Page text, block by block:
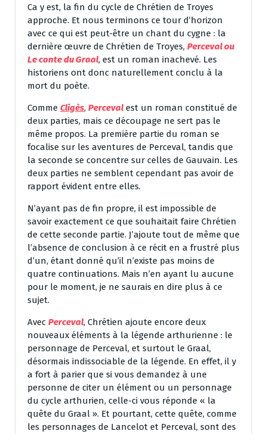
Ca y est, la fin du cycle de Chrétien de Troyes
approche. Et nous terminons ce tour d’horizon
avec ce qui est peut-être un chant du cygne : la
dernière œuvre de Chrétien de Troyes, Perceval ou
Le conte du Graal, est un roman inachevé. Les
historiens ont donc naturellement conclu à la
mort du poète.
Comme Cligès, Perceval est un roman constitué de
deux parties, mais ce découpage ne sert pas le
même propos. La première partie du roman se
focalise sur les aventures de Perceval, tandis que
la seconde se concentre sur celles de Gauvain. Les
deux parties ne semblent cependant pas avoir de
rapport évident entre elles.
N’ayant pas de fin propre, il est impossible de
savoir exactement ce que souhaitait faire Chrétien
de cette seconde partie. J’ajoute tout de même que
l’absence de conclusion à ce récit en a frustré plus
d’un, étant donné qu’il n’existe pas moins de
quatre continuations. Mais n’en ayant lu aucune
pour le moment, je ne saurais en dire plus à ce
sujet.
Avec Perceval, Chrétien ajoute encore deux
nouveaux éléments à la légende arthurienne : le
personnage de Perceval, et surtout le Graal,
désormais indissociable de la légende. En effet, il y
a fort à parier que si vous demandez à une
personne de citer un élément ou un personnage
du cycle arthurien, celle-ci vous réponde « la
quête du Graal ». Et pourtant, cette quête, comme
les personnages de Lancelot et Perceval, sont des